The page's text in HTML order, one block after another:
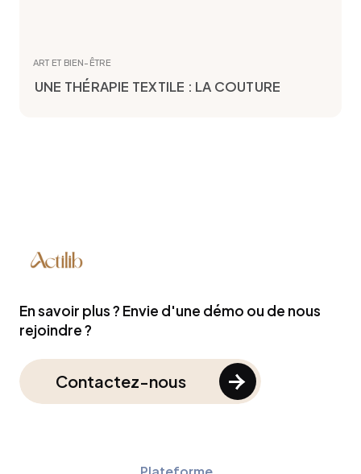
ART ET BIEN-ÊTRE
UNE THÉRAPIE TEXTILE : LA COUTURE
En savoir plus ? Envie d'une démo ou de nous
rejoindre ?
Contactez-nous